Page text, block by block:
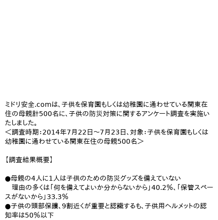
ミドリ安全.comは、子供を保育園もしくは幼稚園に通わせている関東在
住の母親計500名に、子供の防災対策に関するアンケート調査を実施い
たしました。
＜調査時期：2014年7月22日～7月23日、対象：子供を保育園もしくは
幼稚園に通わせている関東在住の母親500名＞
【調査結果概要】
●母親の4人に1人は子供のための防災グッズを備えていない
理由の多くは「何を備えてよいか分からないから」40.2％、「保管スペー
スがないから」33.3％
●子供の頭部保護、9割近くが重要と認識するも、子供用ヘルメットの認
知率は50％以下